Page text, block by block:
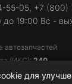
55-05, +7 (800)
19:00 Вс -
автозапчастей
(ИКС): 240
для